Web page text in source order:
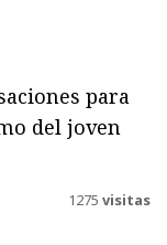
para
del joven
1275 visitas